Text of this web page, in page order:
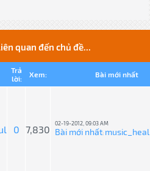
quan đến chủ đề...
Trả
lời:
Xem: Bài mới nhất
0 7,830
02-19-2012, 09:03 AM
Bài mới nhất: